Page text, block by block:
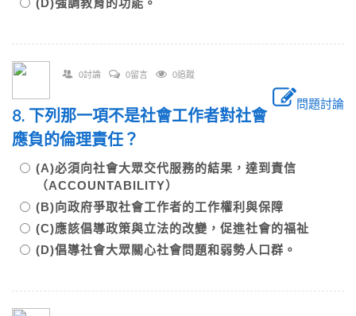
(D)強調教育的功能。
0討論 0留言 0追蹤
問題討論
8. 下列那一項不是社會工作者對社會
應負的倫理責任？
(A)必須向社會大眾交代服務的結果，達到責信
（ACCOUNTABILITY）
(B)向政府爭取社會工作者的工作權利與保障
(C)應該倡導政策與立法的改變，促進社會的福祉
(D)倡導社會大眾關心社會問題和弱勢人口群。